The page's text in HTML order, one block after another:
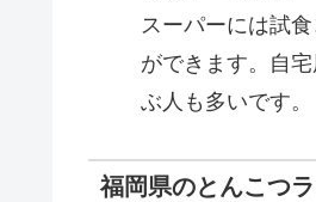
スーパーには試
ができます。自
ぶ人も多いです。
福岡県のとんこつ